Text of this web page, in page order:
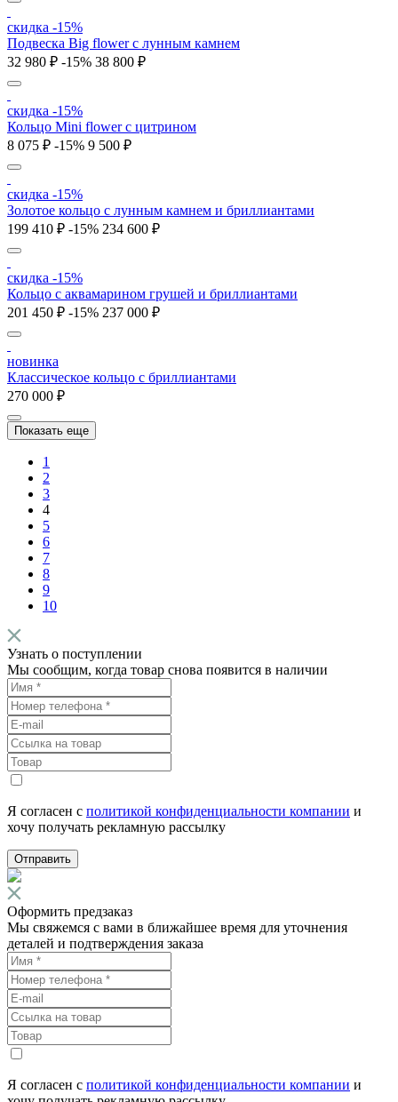
скидка -15%
Подвеска Big flower с лунным камнем
32 980 ₽ -15% 38 800 ₽
скидка -15%
Кольцо Mini flower с цитрином
8 075 ₽ -15% 9 500 ₽
скидка -15%
Золотое кольцо с лунным камнем и бриллиантами
199 410 ₽ -15% 234 600 ₽
скидка -15%
Кольцо с аквамарином грушей и бриллиантами
201 450 ₽ -15% 237 000 ₽
новинка
Классическое кольцо с бриллиантами
270 000 ₽
Показать еще
1
2
3
4
5
6
7
8
9
10
Узнать о поступлении
Мы сообщим, когда товар снова появится в наличии
Я согласен с политикой конфиденциальности компании и
хочу получать рекламную рассылку
Отправить
Оформить предзаказ
Мы свяжемся с вами в ближайшее время для уточнения
деталей и подтверждения заказа
Я согласен с политикой конфиденциальности компании и